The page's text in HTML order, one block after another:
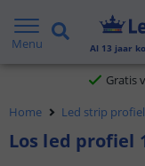
Menu Al 13 jaar
Gratis
Home Led strip
Los led profiel